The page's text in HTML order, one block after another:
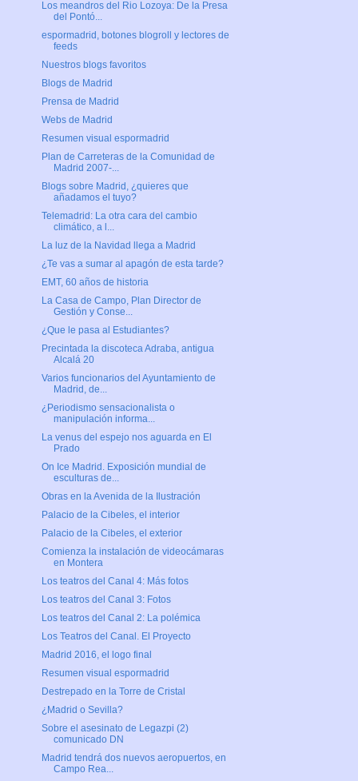
Los meandros del Rio Lozoya: De la Presa
del Pontó...
espormadrid, botones blogroll y lectores de
feeds
Nuestros blogs favoritos
Blogs de Madrid
Prensa de Madrid
Webs de Madrid
Resumen visual espormadrid
Plan de Carreteras de la Comunidad de
Madrid 2007-...
Blogs sobre Madrid, ¿quieres que
añadamos el tuyo?
Telemadrid: La otra cara del cambio
climático, a l...
La luz de la Navidad llega a Madrid
¿Te vas a sumar al apagón de esta tarde?
EMT, 60 años de historia
La Casa de Campo, Plan Director de
Gestión y Conse...
¿Que le pasa al Estudiantes?
Precintada la discoteca Adraba, antigua
Alcalá 20
Varios funcionarios del Ayuntamiento de
Madrid, de...
¿Periodismo sensacionalista o
manipulación informa...
La venus del espejo nos aguarda en El
Prado
On Ice Madrid. Exposición mundial de
esculturas de...
Obras en la Avenida de la Ilustración
Palacio de la Cibeles, el interior
Palacio de la Cibeles, el exterior
Comienza la instalación de videocámaras
en Montera
Los teatros del Canal 4: Más fotos
Los teatros del Canal 3: Fotos
Los teatros del Canal 2: La polémica
Los Teatros del Canal. El Proyecto
Madrid 2016, el logo final
Resumen visual espormadrid
Destrepado en la Torre de Cristal
¿Madrid o Sevilla?
Sobre el asesinato de Legazpi (2)
comunicado DN
Madrid tendrá dos nuevos aeropuertos, en
Campo Rea...